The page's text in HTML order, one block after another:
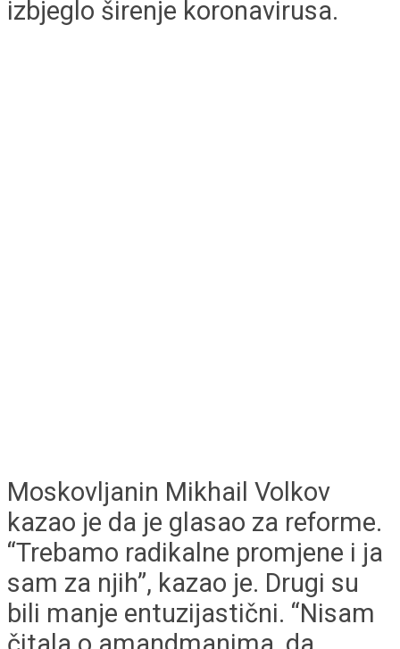
izbjeglo širenje koronavirusa.
Moskovljanin Mikhail Volkov
kazao je da je glasao za reforme.
“Trebamo radikalne promjene i ja
sam za njih”, kazao je. Drugi su
bili manje entuzijastični. “Nisam